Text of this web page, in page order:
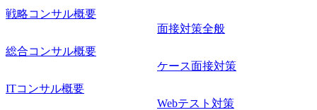
戦略コンサル概要
総合コンサル概要
ITコンサル概要
面接対策全般
ケース面接対策
Webテスト対策